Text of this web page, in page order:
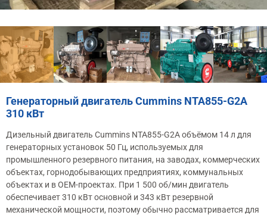
Генераторный двигатель Cummins NTA855-G2A
310 кВт
Дизельный двигатель Cummins NTA855-G2A объёмом 14 л для
генераторных установок 50 Гц, используемых для
промышленного резервного питания, на заводах, коммерческих
объектах, горнодобывающих предприятиях, коммунальных
объектах и в OEM-проектах. При 1 500 об/мин двигатель
обеспечивает 310 кВт основной и 343 кВт резервной
механической мощности, поэтому обычно рассматривается для